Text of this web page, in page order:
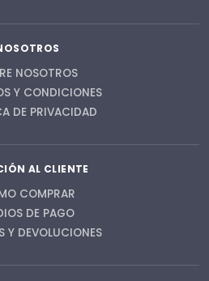
NOSOTROS
Y CONDICIONES
DE PRIVACIDAD
AL CLIENTE
COMPRAR
DE PAGO
Y DEVOLUCIONES